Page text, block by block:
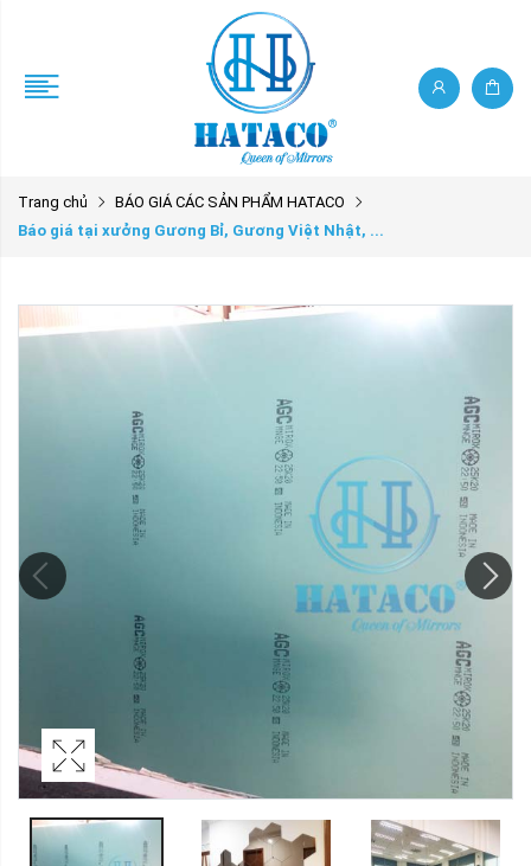
Trang chủ
BÁO GIÁ CÁC SẢN PHẨM HATACO
Báo giá tại xưởng Gương Bỉ, Gương Việt Nhật, ...